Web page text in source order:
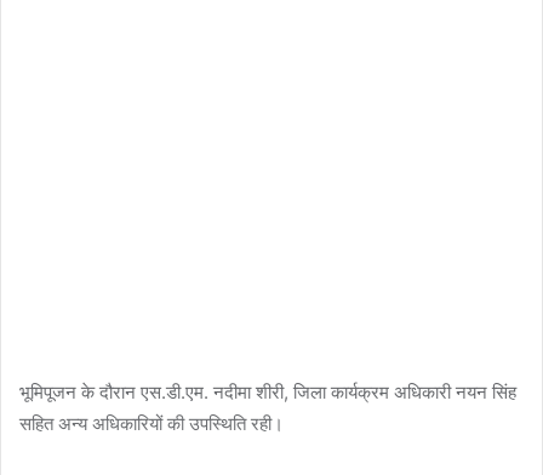
भूमिपूजन के दौरान एस.डी.एम. नदीमा शीरी, जिला कार्यक्रम अधिकारी नयन सिंह
सहित अन्य अधिकारियों की उपस्थिति रही।